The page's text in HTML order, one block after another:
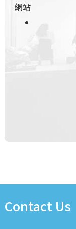
網站
Contact Us